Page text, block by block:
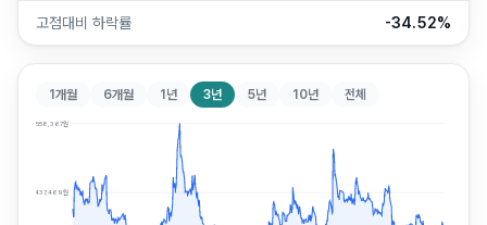
고점대비 하락률 -34.52%
1개월 6개월 1년 3년 5년 10년 전체
558,367원
437,469원